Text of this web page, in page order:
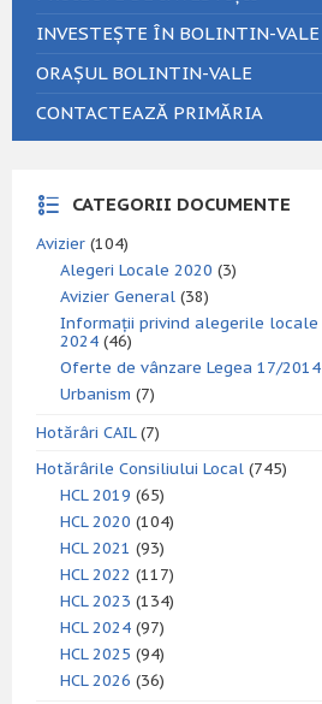
INVESTEȘTE ÎN BOLINTIN-VALE
ORAȘUL BOLINTIN-VALE
CONTACTEAZĂ PRIMĂRIA
CATEGORII DOCUMENTE
Avizier (104)
Alegeri Locale 2020 (3)
Avizier General (38)
Informații privind alegerile locale
2024 (46)
Oferte de vânzare Legea 17/2014
Urbanism (7)
Hotărâri CAIL(7)
Hotărârile Consiliului Local (745)
HCL 2019 (65)
HCL 2020 (104)
HCL 2021 (93)
HCL 2022 (117)
HCL 2023 (134)
HCL 2024 (97)
HCL 2025 (94)
HCL 2026 (36)